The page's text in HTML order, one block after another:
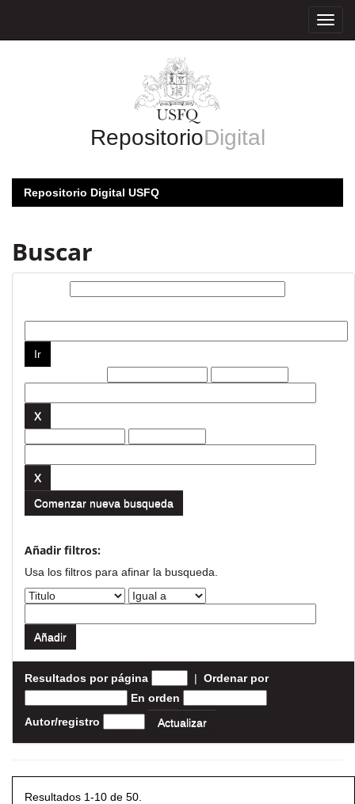
RepositorioDigital
Repositorio Digital USFQ
Buscar
Comenzar nueva busqueda
Añadir filtros:
Usa los filtros para afinar la busqueda.
Resultados por página | Ordenar por
En orden
Autor/registro
Resultados 1-10 de 50.